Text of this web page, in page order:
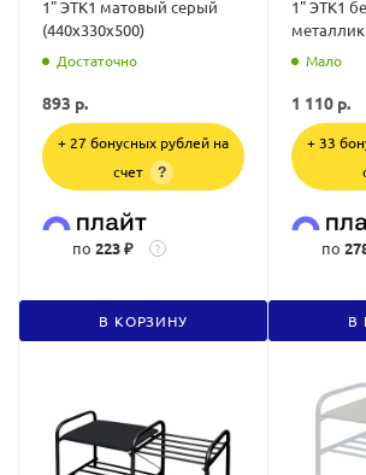
1" ЭТК1 матовый серый
(440х330х500)
Достаточно
893 р.
+ 27 бонусных рублей на
счет
?
по 223 ₽ ?
В КОРЗИНУ
1" ЭТК1
Мало
1 110 р.
+ 33
по
В